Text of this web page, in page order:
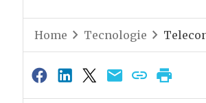
Home Tecnologie